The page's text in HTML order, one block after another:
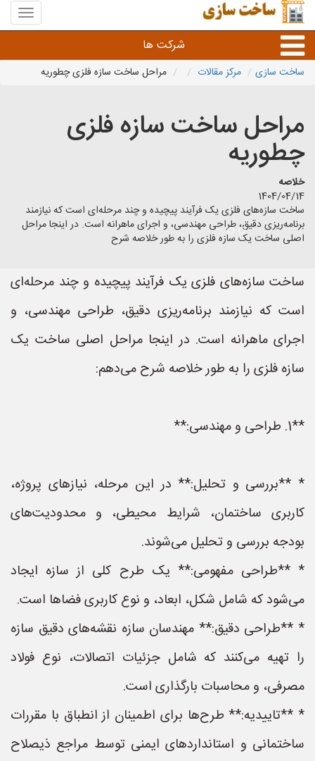
منوی
سایت
سازی
شرکت ها
خدمات عمرانی و شهری
ساخت سازی مرکز مقالات مراحل ساخت سازه فلزی چطوریه
مراحل ساخت سازه فلزی
چطوریه
خلاصه
1404/04/14
ساخت سازه‌های فلزی یک فرآیند پیچیده و چند مرحله‌ای است که نیازمند
برنامه‌ریزی دقیق، طراحی مهندسی، و اجرای ماهرانه است. در اینجا مراحل
اصلی ساخت یک سازه فلزی را به طور خلاصه شرح
ساخت سازه‌های فلزی یک فرآیند پیچیده و چند مرحله‌ای
است که نیازمند برنامه‌ریزی دقیق، طراحی مهندسی، و
اجرای ماهرانه است. در اینجا مراحل اصلی ساخت یک
سازه فلزی را به طور خلاصه شرح می‌دهم:
**1. طراحی و مهندسی:**
* **بررسی و تحلیل:** در این مرحله، نیازهای پروژه،
کاربری ساختمان، شرایط محیطی، و محدودیت‌های
بودجه بررسی و تحلیل می‌شوند.
* **طراحی مفهومی:** یک طرح کلی از سازه ایجاد
می‌شود که شامل شکل، ابعاد، و نوع کاربری فضاها است.
* **طراحی دقیق:** مهندسان سازه نقشه‌های دقیق سازه
را تهیه می‌کنند که شامل جزئیات اتصالات، نوع فولاد
مصرفی، و محاسبات بارگذاری است.
* **تاییدیه:** طرح‌ها برای اطمینان از انطباق با مقررات
ساختمانی و استانداردهای ایمنی توسط مراجع ذیصلاح